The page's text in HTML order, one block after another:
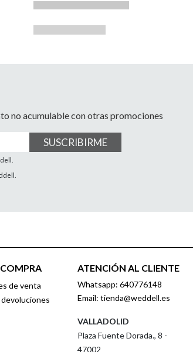
no acumulable con otras promociones
SUSCRIBIRME
de venta
ATENCIÓN AL CLIENTE
Whatsapp: 640776148
Email: tienda@weddell.es
VALLADOLID
Plaza Fuente Dorada., 8 -
47002